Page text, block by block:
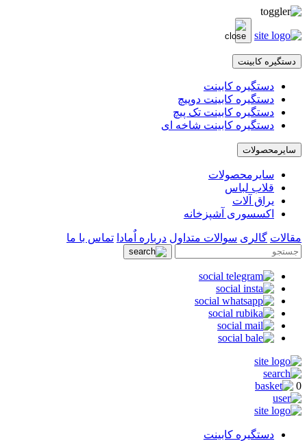
دستگیره کابینت
دستگیره کابینت
دستگیره کابینت دوپیچ
دستگیره کابینت تک پیچ
دستگیره کابینت شاخه ای
سایرمحصولات
سایرمحصولات
قلاب لباس
یراق آلات
اکسسوری آشپزخانه
مقالات گالری سوالات متداول درباره اٌمادا تماس با ما
0
دستگیره کابینت